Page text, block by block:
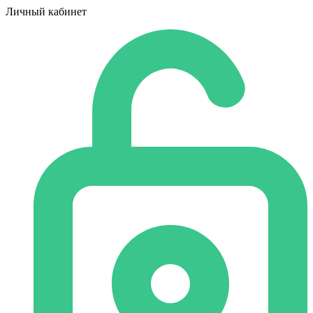
Личный кабинет